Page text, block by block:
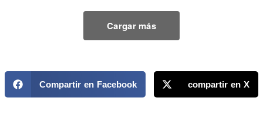
Cargar más
Compartir en Facebook compartir en X